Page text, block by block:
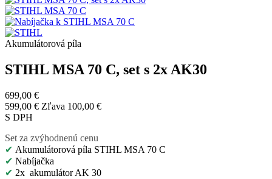
Akumulátorová píla
STIHL MSA 70 C, set s 2x AK30
699,00 €
599,00 € Zľava 100,00 €
S DPH
Set za zvýhodnenú cenu
✔ Akumulátorová píla STIHL MSA 70 C
✔ Nabíjačka
✔ 2x akumulátor AK 30